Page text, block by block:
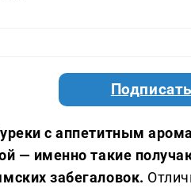
с аппетитным
— именно такие
забегаловок.